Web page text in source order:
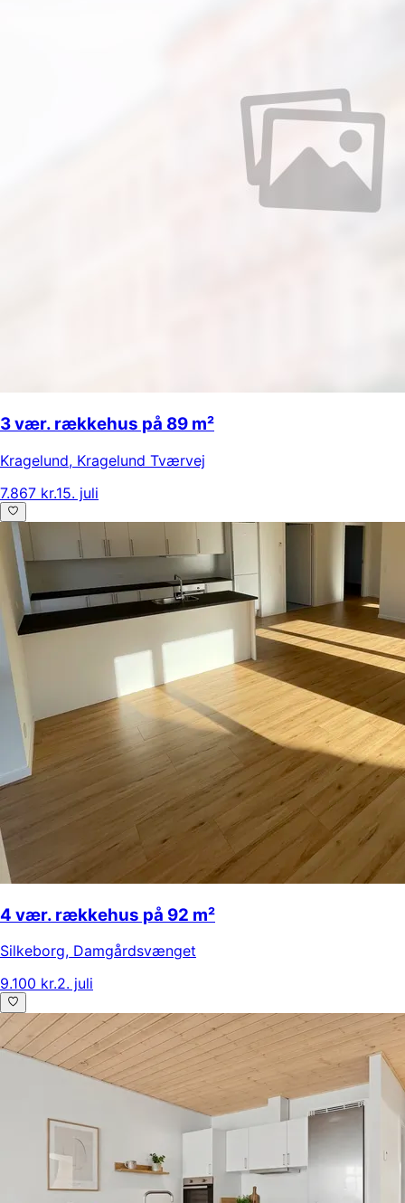
3 vær. rækkehus på 89 m²
Kragelund, Kragelund Tværvej
7.867 kr.15. juli
4 vær. rækkehus på 92 m²
Silkeborg, Damgårdsvænget
9.100 kr.2. juli